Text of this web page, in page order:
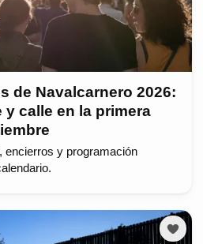
de Navalcarnero 2026:
calle en la primera
encierros y programación